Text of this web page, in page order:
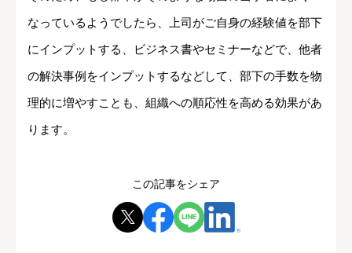
なっているようでしたら、上司がご自身の経験値を部下
にインプットする、ビジネス書やセミナーなどで、他者
の解決事例をインプットするなどして、部下の手数を物
理的に増やすことも、組織への順応性を高める効果があ
ります。
この記事をシェア